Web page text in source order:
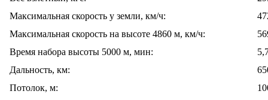
Максимальная скорость у земли, км/ч:
Максимальная скорость на высоте 4860 м, км/ч:
Время набора высоты 5000 м, мин:
Дальность, км:
Потолок, м: